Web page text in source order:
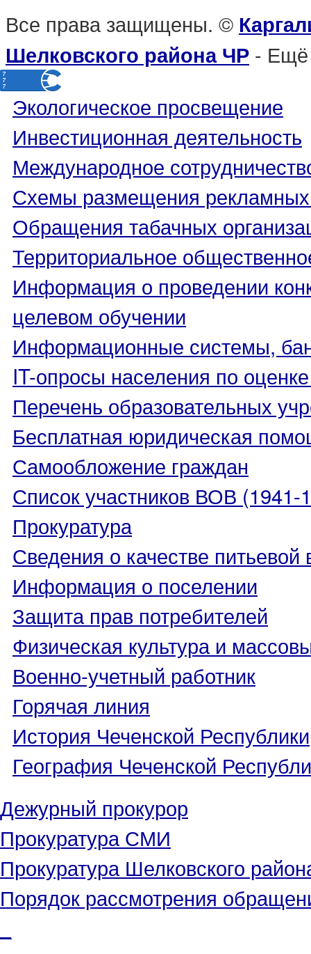
Все права защищены. ©
Шелковского района ЧР - Ещё
Экологическое просвещение
Инвестиционная деятельность
Международное
Схемы размещения рекламных
Обращения табачных
Территориальное
Информация о проведении
целевом обучении
Информационные системы,
IT-опросы населения по
Перечень образовательных
Бесплатная юридическая
Самообложение граждан
Список участников ВОВ (1941-
Прокуратура
Сведения о качестве питьевой
Информация о поселении
Защита прав потребителей
Физическая культура и
Военно-учетный работник
Горячая линия
История Чеченской Республики
География Чеченской
Дежурный прокурор
Прокуратура СМИ
Прокуратура Шелковского
Порядок рассмотрения